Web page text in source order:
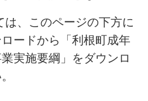
、このページの下方に
ードから「利根町成年
実施要綱」をダウンロ